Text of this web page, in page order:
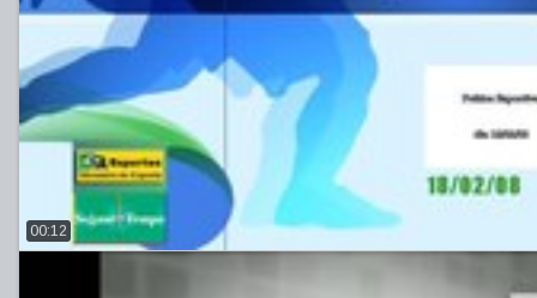
00:12